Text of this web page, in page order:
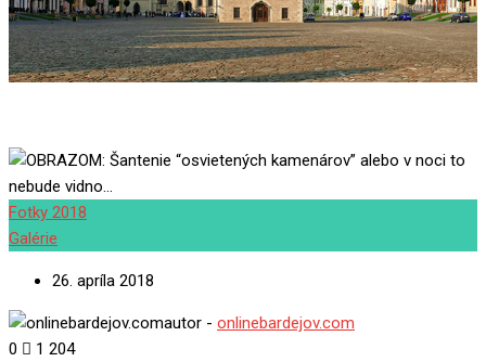
Fotky 2018
Galérie
26. apríla 2018
autor - onlinebardejov.com
0
1 204